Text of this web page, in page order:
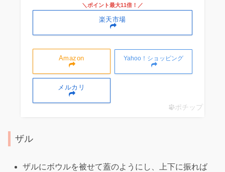
Amazon
＼ポイント最大11倍！／
楽天市場
Yahoo！ショッピング
メルカリ
ポチップ
ザル
ザルにボウルを被せて蓋のようにし、上下に振れば